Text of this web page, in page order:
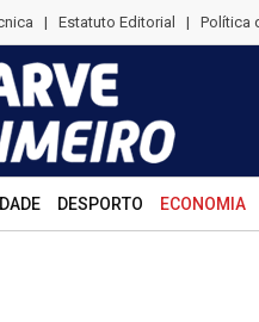
| Estatuto Editorial | Política
DESPORTO ECONOMIA